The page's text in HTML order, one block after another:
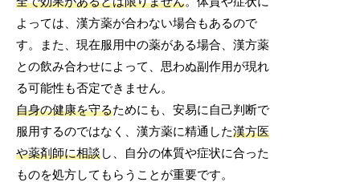
よっては、漢方薬が合わない場合もあるので
す。また、現在服用中の薬がある場合、漢方薬
との飲み合わせによって、思わぬ副作用が現れ
る可能性も否定できません。
自身の健康を守るためにも、安易に自己判断で
服用するのではなく、漢方薬に精通した漢方医
や薬剤師に相談し、自分の体質や症状に合った
ものを処方してもらうことが重要です。